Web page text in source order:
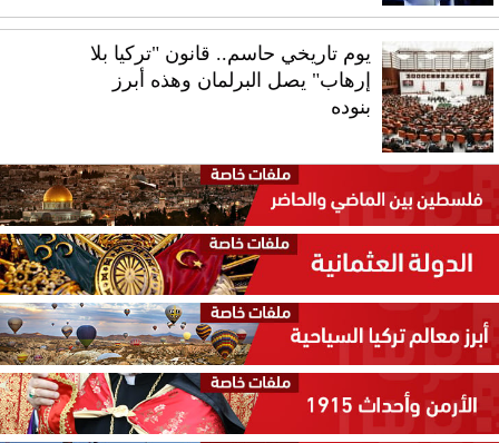
يوم تاريخي حاسم.. قانون "تركيا بلا
إرهاب" يصل البرلمان وهذه أبرز
بنوده